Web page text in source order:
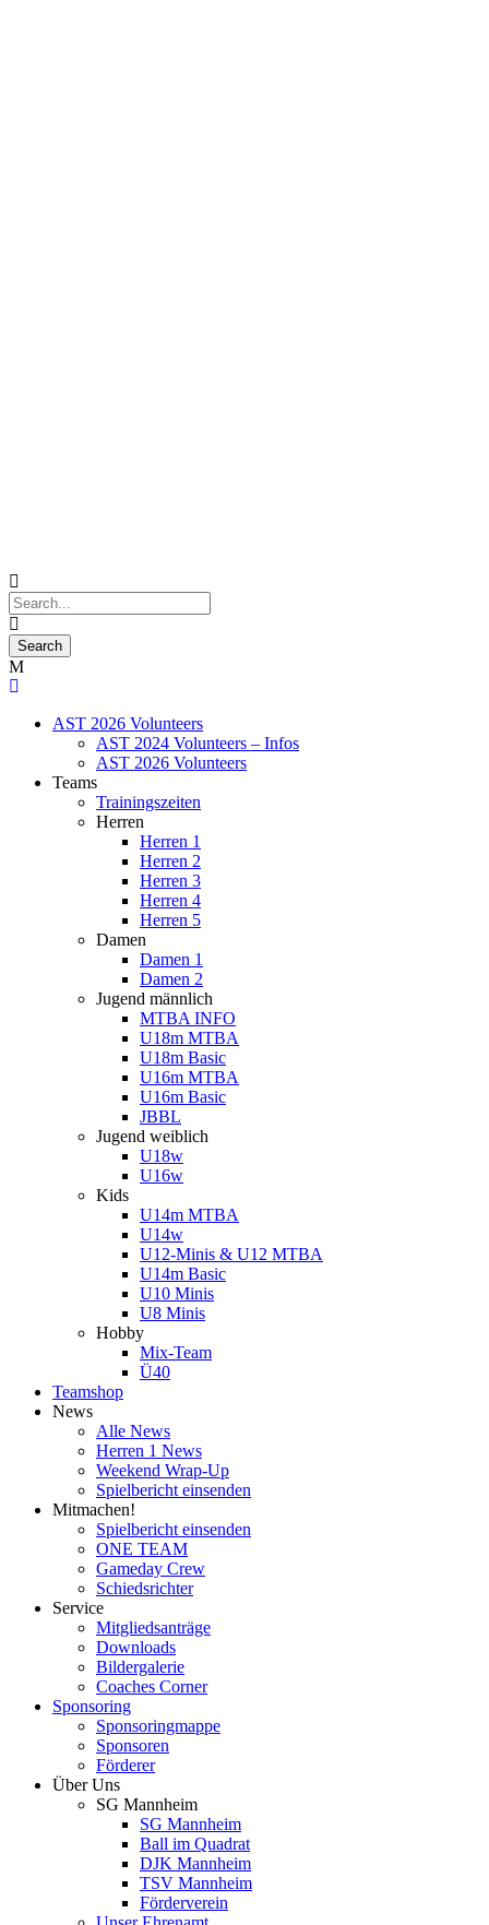
AST 2026 Volunteers
AST 2024 Volunteers – Infos
AST 2026 Volunteers
Teams
Trainingszeiten
Herren
Herren 1
Herren 2
Herren 3
Herren 4
Herren 5
Damen
Damen 1
Damen 2
Jugend männlich
MTBA INFO
U18m MTBA
U18m Basic
U16m MTBA
U16m Basic
JBBL
Jugend weiblich
U18w
U16w
Kids
U14m MTBA
U14w
U12-Minis & U12 MTBA
U14m Basic
U10 Minis
U8 Minis
Hobby
Mix-Team
Ü40
Teamshop
News
Alle News
Herren 1 News
Weekend Wrap-Up
Spielbericht einsenden
Mitmachen!
Spielbericht einsenden
ONE TEAM
Gameday Crew
Schiedsrichter
Service
Mitgliedsanträge
Downloads
Bildergalerie
Coaches Corner
Sponsoring
Sponsoringmappe
Sponsoren
Förderer
Über Uns
SG Mannheim
SG Mannheim
Ball im Quadrat
DJK Mannheim
TSV Mannheim
Förderverein